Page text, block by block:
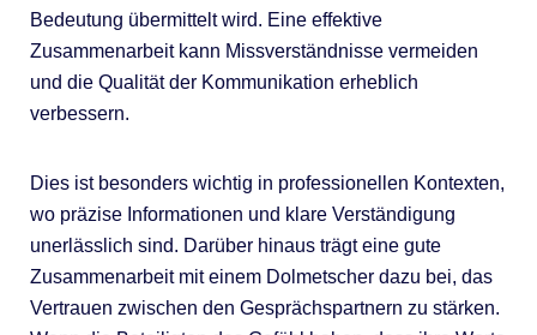
Bedeutung übermittelt wird. Eine effektive
Zusammenarbeit kann Missverständnisse vermeiden
und die Qualität der Kommunikation erheblich
verbessern.
Dies ist besonders wichtig in professionellen Kontexten,
wo präzise Informationen und klare Verständigung
unerlässlich sind. Darüber hinaus trägt eine gute
Zusammenarbeit mit einem Dolmetscher dazu bei, das
Vertrauen zwischen den Gesprächspartnern zu stärken.